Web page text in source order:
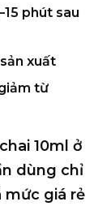
phút sau
xuất
từ
10ml ở
dùng chỉ
giá rẻ